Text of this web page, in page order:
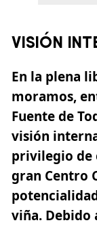
VISIÓN
En la plena
moramos,
Fuente de
visión
privilegio de
gran Centro
viña. Debido